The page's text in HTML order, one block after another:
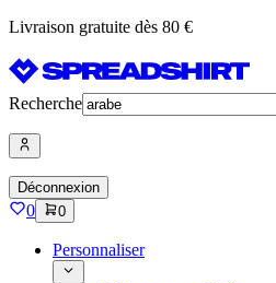
Livraison gratuite dès 80 €
Recherche
Déconnexion
0 0
Personnaliser